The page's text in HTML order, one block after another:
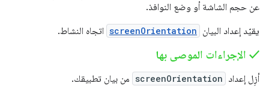
عن حجم الشاشة أو وضع النوافذ.
يقيّد إعداد البيان screenOrientation اتجاه النشاط.
‫✓ الإجراءات الموصى بها
أزِل إعداد screenOrientation من بيان تطبيقك.